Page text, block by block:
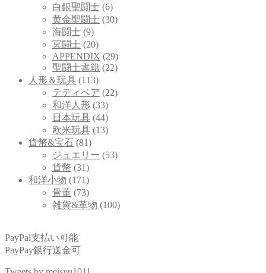
白銀聖闘士 (6)
黄金聖闘士 (30)
海闘士 (9)
冥闘士 (20)
APPENDIX (29)
聖闘士書籍 (22)
人形＆玩具 (113)
テディベア (22)
和洋人形 (33)
日本玩具 (44)
欧米玩具 (13)
貨幣&宝石 (81)
ジュエリー (53)
貨幣 (31)
和洋小物 (171)
骨董 (73)
雑貨&革物 (100)
PayPal支払い可能
PayPay銀行送金可